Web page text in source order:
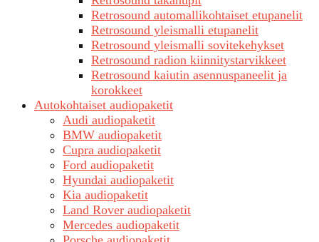
Retrosound automallikohtaiset etupanelit
Retrosound yleismalli etupanelit
Retrosound yleismalli sovitekehykset
Retrosound radion kiinnitystarvikkeet
Retrosound kaiutin asennuspaneelit ja
korokkeet
Autokohtaiset audiopaketit
Audi audiopaketit
BMW audiopaketit
Cupra audiopaketit
Ford audiopaketit
Hyundai audiopaketit
Kia audiopaketit
Land Rover audiopaketit
Mercedes audiopaketit